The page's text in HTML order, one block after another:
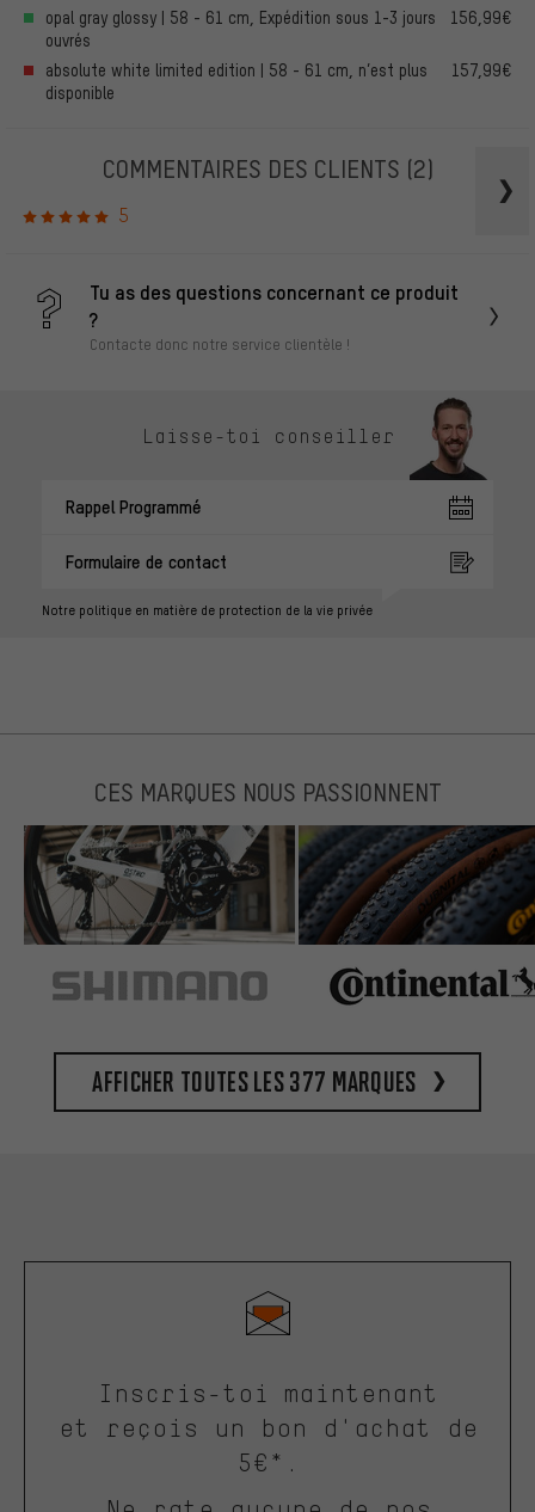
opal gray glossy | 58 - 61 cm, Expédition sous 1-3 jours
ouvrés
156,99€
absolute white limited edition | 58 - 61 cm, n’est plus
disponible
157,99€
COMMENTAIRES DES CLIENTS (2)
5
Tu as des questions concernant ce produit
?
Contacte donc notre service clientèle !
Laisse-toi conseiller
Rappel Programmé
Formulaire de contact
Notre politique en matière de protection de la vie privée
CES MARQUES NOUS PASSIONNENT
Afficher toutes les 377 marques
Inscris-toi maintenant
et reçois un bon d'achat de
5€*.